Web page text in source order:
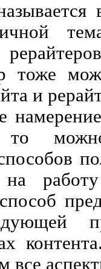
тоже
и
то
на
все